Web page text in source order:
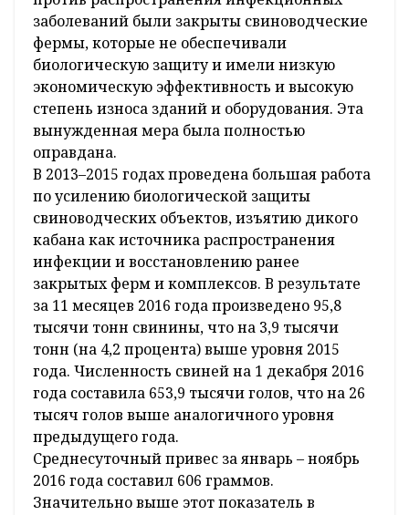
заболеваний были закрыты свиноводческие
фермы, которые не обеспечивали
биологическую защиту и имели низкую
экономическую эффективность и высокую
степень износа зданий и оборудования. Эта
вынужденная мера была полностью
оправдана.
В 2013–2015 годах проведена большая работа
по усилению биологической защиты
свиноводческих объектов, изъятию дикого
кабана как источника распространения
инфекции и восстановлению ранее
закрытых ферм и комплексов. В результате
за 11 месяцев 2016 года произведено 95,8
тысячи тонн свинины, что на 3,9 тысячи
тонн (на 4,2 процента) выше уровня 2015
года. Численность свиней на 1 декабря 2016
года составила 653,9 тысячи голов, что на 26
тысяч голов выше аналогичного уровня
предыдущего года.
Среднесуточный привес за январь – ноябрь
2016 года составил 606 граммов.
Значительно выше этот показатель в